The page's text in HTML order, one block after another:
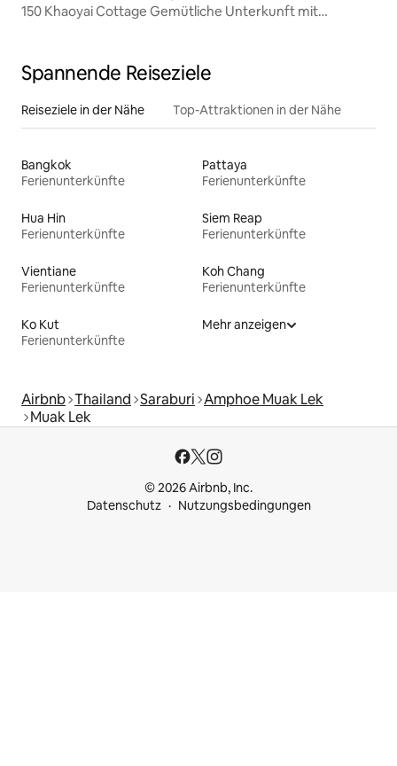
150 Khaoyai Cottage Gemütliche Unterkunft mit
Spannende Reiseziele
Reiseziele in der Nähe Top-Attraktionen in der Nähe
Bangkok
Ferienunterkünfte
Pattaya
Ferienunterkünfte
Hua Hin
Ferienunterkünfte
Siem Reap
Ferienunterkünfte
Vientiane
Ferienunterkünfte
Koh Chang
Ferienunterkünfte
Ko Kut
Ferienunterkünfte
Mehr anzeigen
Airbnb Thailand Saraburi Amphoe Muak Lek
Muak Lek
© 2026 Airbnb, Inc.
Datenschutz
Nutzungsbedingungen